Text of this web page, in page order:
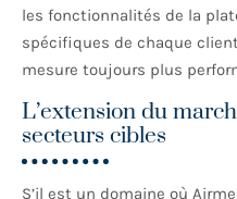
les fonctionnalités de la
spécifiques de chaque
mesure toujours plus
L’extension du
secteurs cibles
S’il est un domaine où